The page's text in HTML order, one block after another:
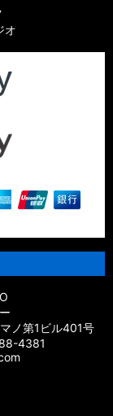
オ
ノ第1ビル401号
4381